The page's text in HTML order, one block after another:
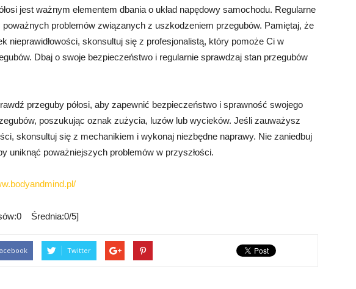
jest ważnym elementem dbania o układ napędowy samochodu. Regularne
poważnych problemów związanych z uszkodzeniem przegubów. Pamiętaj, że
nieprawidłowości, skonsultuj się z profesjonalistą, który pomoże Ci w
Dbaj o swoje bezpieczeństwo i regularnie sprawdzaj stan przegubów
przeguby półosi, aby zapewnić bezpieczeństwo i sprawność swojego
poszukując oznak zużycia, luzów lub wycieków. Jeśli zauważysz
skonsultuj się z mechanikiem i wykonaj niezbędne naprawy. Nie zaniedbuj
uniknąć poważniejszych problemów w przyszłości.
Średnia:0/5]
Twitter